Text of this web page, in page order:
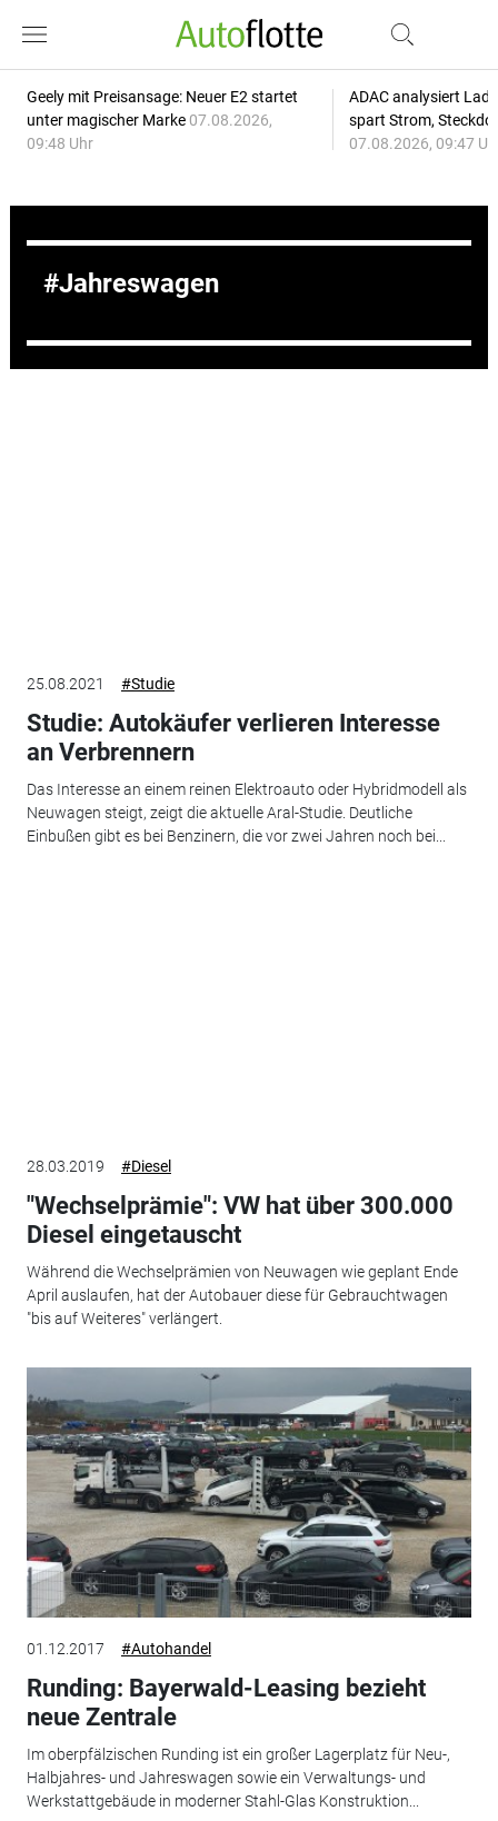
Geely mit Preisansage: Neuer E2 startet
unter magischer Marke 07.08.2026,
09:48 Uhr
ADAC analysiert
spart Strom,
07.08.2026, 09:47
Jahreswagen
25.08.2021 #Studie
Studie: Autokäufer verlieren Interesse
an Verbrennern
Das Interesse an einem reinen Elektroauto oder Hybridmodell als
Neuwagen steigt, zeigt die aktuelle Aral-Studie. Deutliche
Einbußen gibt es bei Benzinern, die vor zwei Jahren noch bei...
28.03.2019 #Diesel
"Wechselprämie": VW hat über 300.000
Diesel eingetauscht
Während die Wechselprämien von Neuwagen wie geplant Ende
April auslaufen, hat der Autobauer diese für Gebrauchtwagen
"bis auf Weiteres" verlängert.
01.12.2017 #Autohandel
Runding: Bayerwald-Leasing bezieht
neue Zentrale
Im oberpfälzischen Runding ist ein großer Lagerplatz für Neu-,
Halbjahres- und Jahreswagen sowie ein Verwaltungs- und
Werkstattgebäude in moderner Stahl-Glas Konstruktion...